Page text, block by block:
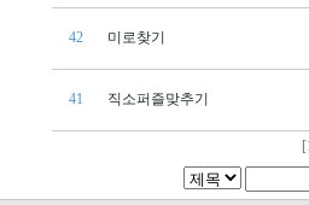
42 미로찾기
41 직소퍼즐맞추기